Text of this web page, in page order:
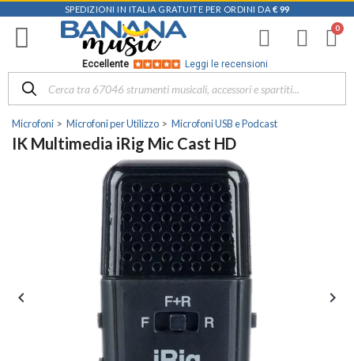
SPEDIZIONI IN ITALIA GRATUITE PER ORDINI DA € 99
Eccellente Leggi le recensioni
Microfoni Microfoni per Utilizzo Microfoni USB e Podcast
IK Multimedia iRig Mic Cast HD
 